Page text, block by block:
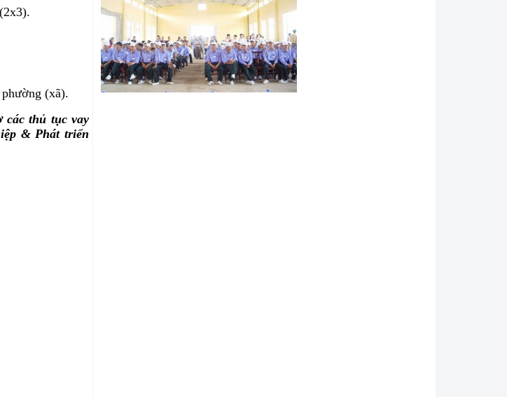
(xã).
các thủ tục vay
& Phát triển